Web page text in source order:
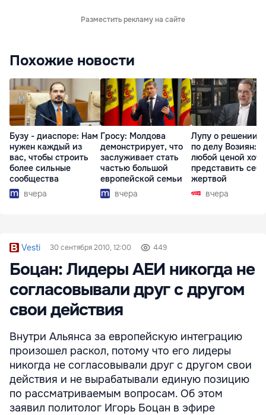
Разместить рекламу на сайте
Похожие новости
Бузу - диаспоре: Нам
нужен каждый из
вас, чтобы строить
более сильные
сообщества
вчера
Гросу: Молдова
демонстрирует, что
заслуживает стать
частью большой
европейской семьи
вчера
Лупу о решении
по делу Возиян:
любой ценой
представить себя
жертвой
вчера
Vesti 30 сентября 2010, 12:00 449
Боцан: Лидеры АЕИ никогда не
согласовывали друг с другом
свои действия
Внутри Альянса за европейскую интеграцию
произошел раскол, потому что его лидеры
никогда не согласовывали друг с другом свои
действия и не вырабатывали единую позицию
по рассматриваемым вопросам. Об этом
заявил политолог Игорь Боцан в эфире